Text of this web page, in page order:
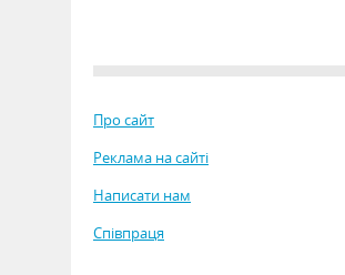
Про сайт
Реклама на сайті
Написати нам
Співпраця